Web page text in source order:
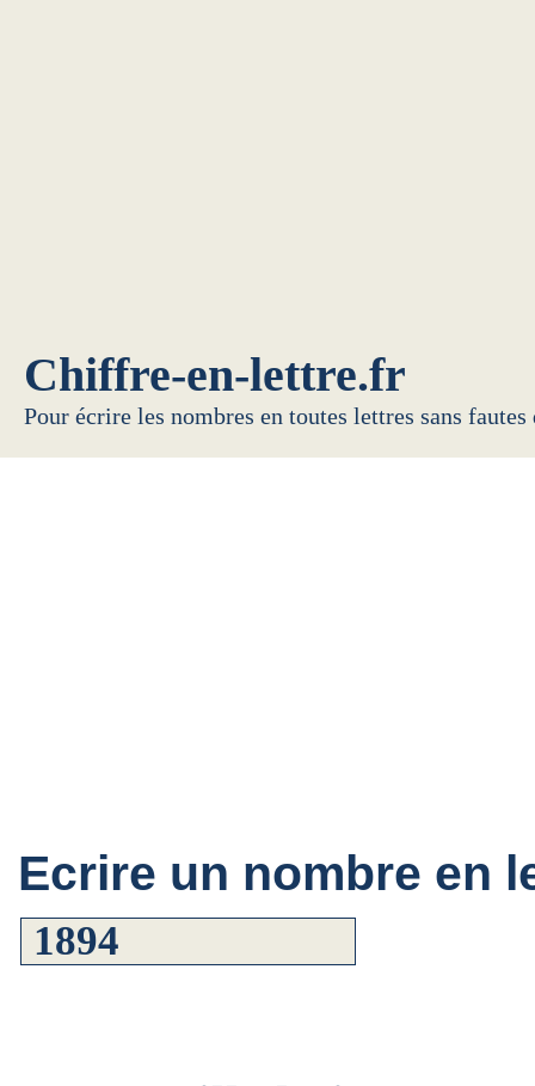
Chiffre-en-lettre.fr
Pour écrire les nombres en toutes lettres sans
Ecrire un nombre en